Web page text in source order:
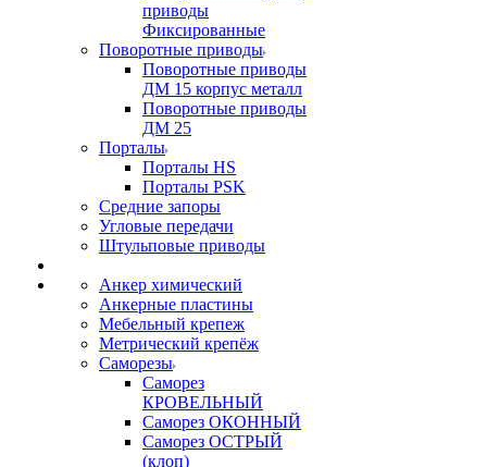
приводы
Фиксированные
Поворотные приводы
Поворотные приводы
ДМ 15 корпус металл
Поворотные приводы
ДМ 25
Порталы
Порталы HS
Порталы PSK
Средние запоры
Угловые передачи
Штульповые приводы
Анкер химический
Анкерные пластины
Мебельный крепеж
Метрический крепёж
Саморезы
Саморез
КРОВЕЛЬНЫЙ
Саморез ОКОННЫЙ
Саморез ОСТРЫЙ
(клоп)